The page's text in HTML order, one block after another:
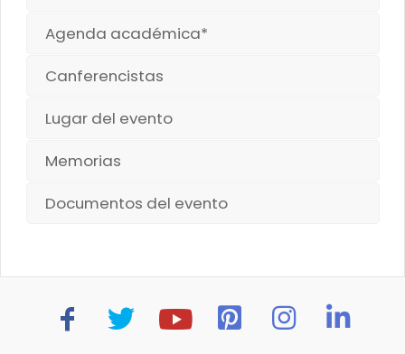
Agenda académica*
Canferencistas
Lugar del evento
Memorias
Documentos del evento